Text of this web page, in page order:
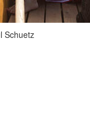
Schuetz